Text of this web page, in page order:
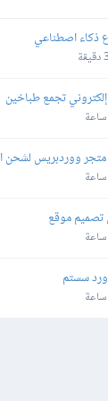
ذكاء اصطناعي
تجمع طباخين
طرق الدفع
تصميم موقع
سستم